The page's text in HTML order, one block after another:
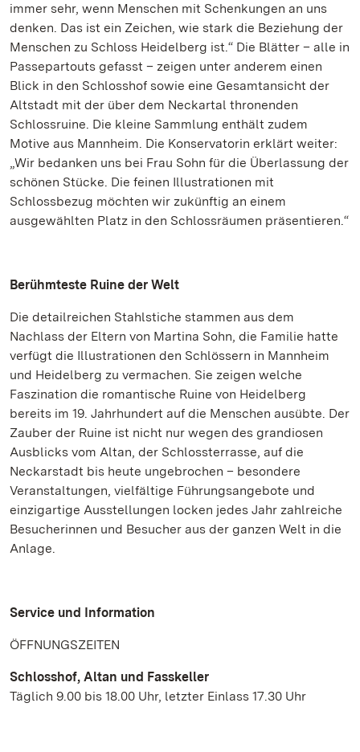
immer sehr, wenn Menschen mit Schenkungen an uns
denken. Das ist ein Zeichen, wie stark die Beziehung der
Menschen zu Schloss Heidelberg ist.“ Die Blätter – alle in
Passepartouts gefasst – zeigen unter anderem einen
Blick in den Schlosshof sowie eine Gesamtansicht der
Altstadt mit der über dem Neckartal thronenden
Schlossruine. Die kleine Sammlung enthält zudem
Motive aus Mannheim. Die Konservatorin erklärt weiter:
„Wir bedanken uns bei Frau Sohn für die Überlassung der
schönen Stücke. Die feinen Illustrationen mit
Schlossbezug möchten wir zukünftig an einem
ausgewählten Platz in den Schlossräumen präsentieren.“
Berühmteste Ruine der Welt
Die detailreichen Stahlstiche stammen aus dem
Nachlass der Eltern von Martina Sohn, die Familie hatte
verfügt die Illustrationen den Schlössern in Mannheim
und Heidelberg zu vermachen. Sie zeigen welche
Faszination die romantische Ruine von Heidelberg
bereits im 19. Jahrhundert auf die Menschen ausübte. Der
Zauber der Ruine ist nicht nur wegen des grandiosen
Ausblicks vom Altan, der Schlossterrasse, auf die
Neckarstadt bis heute ungebrochen – besondere
Veranstaltungen, vielfältige Führungsangebote und
einzigartige Ausstellungen locken jedes Jahr zahlreiche
Besucherinnen und Besucher aus der ganzen Welt in die
Anlage.
Service und Information
ÖFFNUNGSZEITEN
Schlosshof, Altan und Fasskeller
Täglich 9.00 bis 18.00 Uhr, letzter Einlass 17.30 Uhr